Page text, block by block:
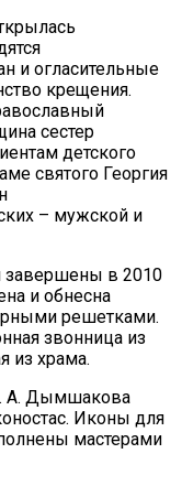
и огласительные
крещения.
сестер
детского
святого Георгия
– мужской и
завершены в 2010
и обнесна
решетками.
звонница из
из храма.
А. Дымшакова
Иконы для
мастерами